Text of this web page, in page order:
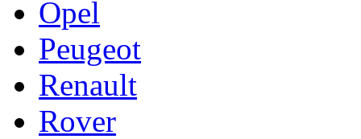
Opel
Peugeot
Renault
Rover